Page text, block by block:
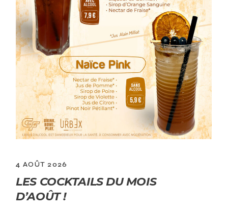
4 AOÛT 2026
LES COCKTAILS DU MOIS
D’AOÛT !